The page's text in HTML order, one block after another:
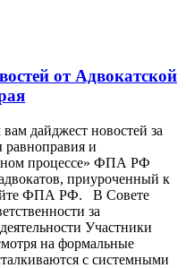
от Адвокатской
дайджест новостей за
и
процессе» ФПА РФ
приуроченный к
ФПА РФ. В Совете
за
Участники
на формальные
с системными